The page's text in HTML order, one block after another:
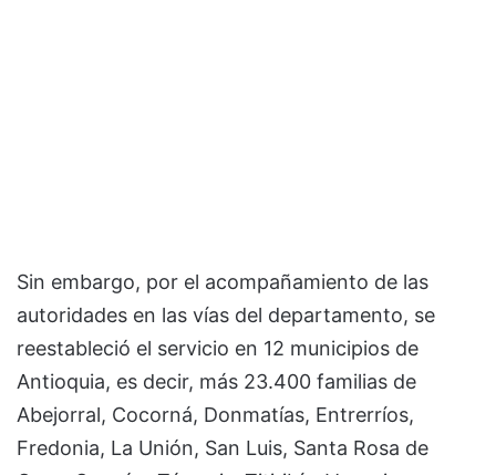
Sin embargo, por el acompañamiento de las
autoridades en las vías del departamento, se
reestableció el servicio en 12 municipios de
Antioquia, es decir, más 23.400 familias de
Abejorral, Cocorná, Donmatías, Entrerríos,
Fredonia, La Unión, San Luis, Santa Rosa de